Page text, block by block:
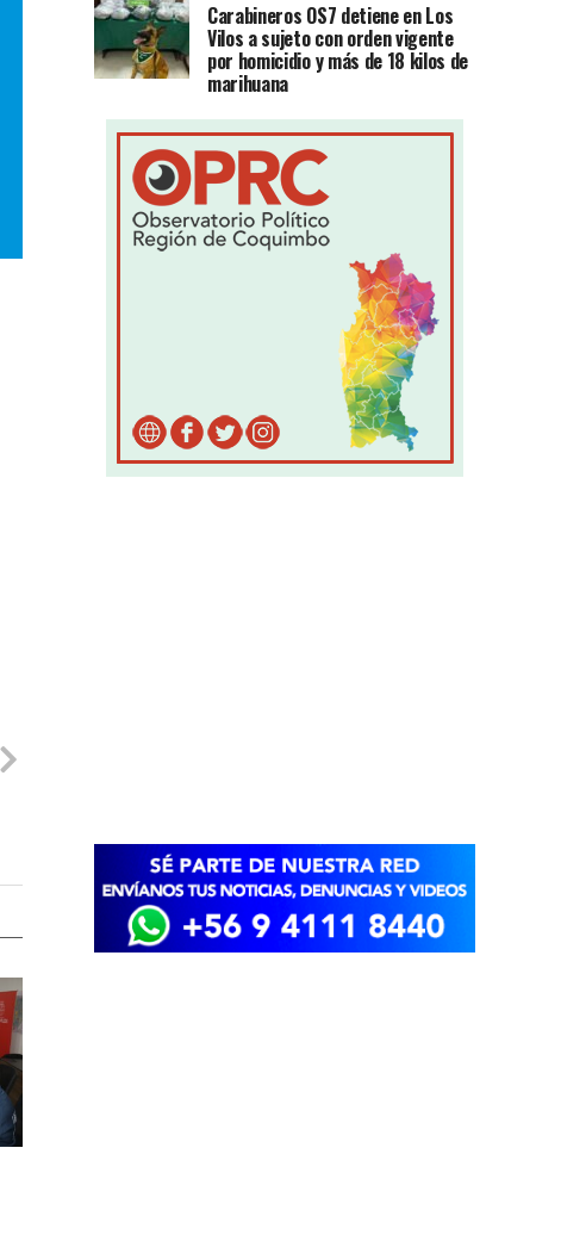
Carabineros OS7 detiene en Los
Vilos a sujeto con orden vigente
por homicidio y más de 18 kilos de
marihuana